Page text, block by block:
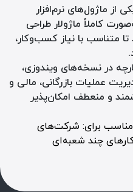
از ماژول‌های نرم‌افزار
کاملاً ماژولار طراحی
متناسب با نیاز کسب‌وکار،
در نسخه‌های ویندوزی،
عملیات بازرگانی، مالی و
و منعطف امکان‌پذیر
مناسب برای: شرکت‌های
چند شعبه‌ای